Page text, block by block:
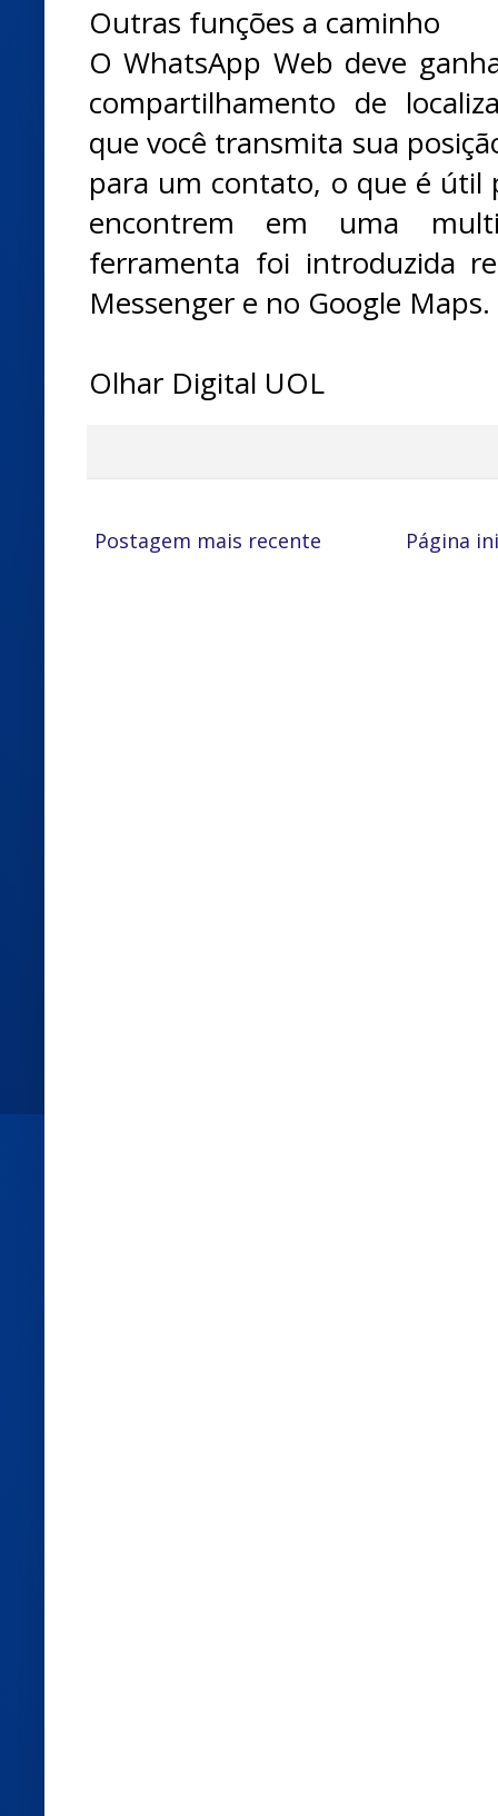
Outras funções a caminho
O WhatsApp Web deve
compartilhamento de
que você transmita sua
para um contato, o que é útil
encontrem em uma
ferramenta foi introduzida
Messenger e no Google Maps.
Olhar Digital UOL
Postagem mais recente Página